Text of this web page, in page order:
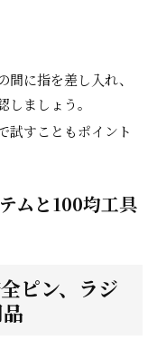
に指を差し入れ、
ましょう。
試すこともポイント
ムと100均工具
ピン、ラジ